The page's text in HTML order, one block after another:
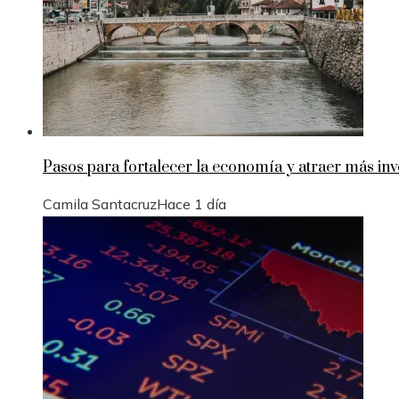
Pasos para fortalecer la economía y atraer más
Camila SantacruzHace 1 día